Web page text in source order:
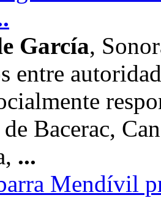
García,
entre
Bacerac,
...
Mendívil